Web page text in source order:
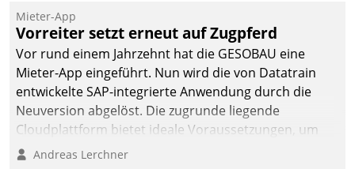
Die monatlichen
Mitteilungen zum
Heizungs- und
Wasserverbrauch gehen
automatisiert, vollständig
und auf Wunsch über
mehrere zuvor
Kommunikationswege bei
Mieter-App
Vorreiter setzt erneut auf Zugpferd
Vor rund einem Jahrzehnt hat die GESOBAU eine
Mieter-App eingeführt. Nun wird die von Datatrain
entwickelte SAP-integrierte Anwendung durch die
Neuversion abgelöst. Die zugrunde liegende
Cloudplattform bietet ideale Voraussetzungen, um
die Funktionalität der App zu erweitern und weitere
Andreas Lerchner